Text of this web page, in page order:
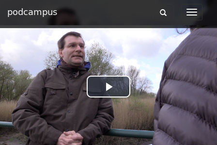
podcampus
Toggle
Toggle
Play
Video